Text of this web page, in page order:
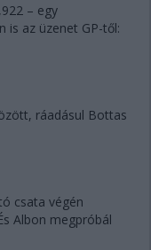
– egy
is az üzenet GP-től:
ráadásul Bottas
csata végén
Albon megpróbál